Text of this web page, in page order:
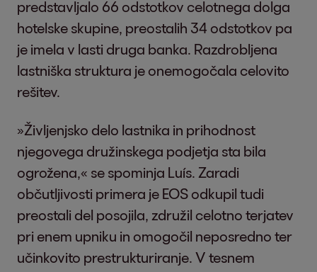
predstavljalo 66 odstotkov celotnega dolga
hotelske skupine, preostalih 34 odstotkov pa
je imela v lasti druga banka. Razdrobljena
lastniška struktura je onemogočala celovito
rešitev.
»Življenjsko delo lastnika in prihodnost
njegovega družinskega podjetja sta bila
ogrožena,« se spominja Luís. Zaradi
občutljivosti primera je EOS odkupil tudi
preostali del posojila, združil celotno terjatev
pri enem upniku in omogočil neposredno ter
učinkovito prestrukturiranje. V tesnem